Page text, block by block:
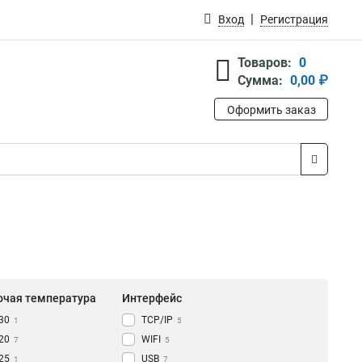
Вход Регистрация
Товаров: 0
Сумма: 0,00 ₽
Оформить заказ
температура
1
7
1
Интерфейс
TCP/IP 5
WIFI 5
USB 7